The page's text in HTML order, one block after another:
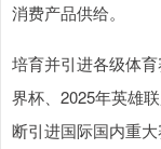
消费产品供给。
培育并引进各级体
界杯、2025年英雄
断引进国际国内重大